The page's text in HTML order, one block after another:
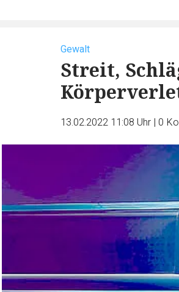
Gewalt
Streit,
13.02.2022 11:08 Uhr | 0